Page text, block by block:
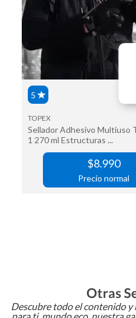
Otras
Descubre todo el contenido y
para ti, mundo eco, nuestra